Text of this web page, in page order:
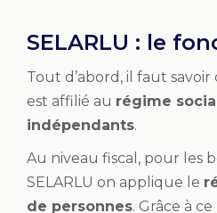
SELARLU : le
Tout d’abord, il faut
est affilié au régime
indépendants.
Au niveau fiscal, pour les
SELARLU on applique le
de personnes. Grâce à